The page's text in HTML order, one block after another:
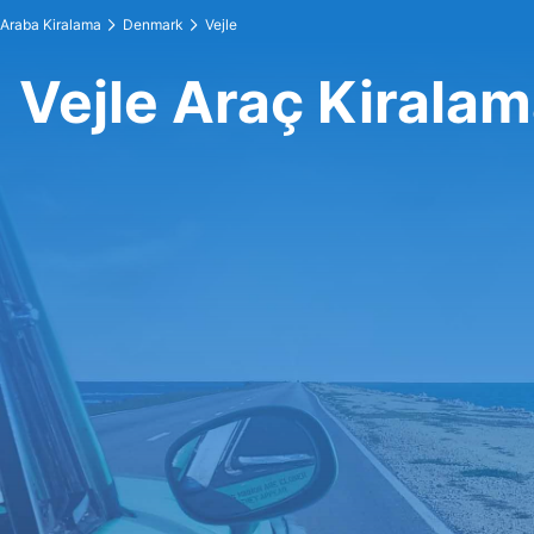
Araba Kiralama Denmark Vejle
Vejle Araç